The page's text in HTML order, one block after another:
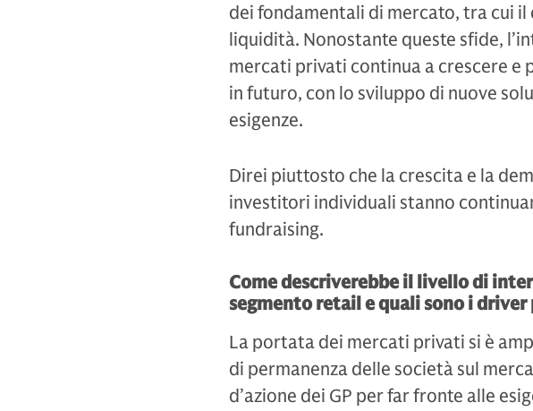
dei fondamentali di mercato, tra cui il
liquidità. Nonostante queste sfide,
mercati privati continua a crescere e
in futuro, con lo sviluppo di nuove
esigenze.
Direi piuttosto che la crescita e la
investitori individuali stanno
fundraising.
Come descriverebbe il livello di
segmento retail e quali sono i
La portata dei mercati privati si è
di permanenza delle società sul
d’azione dei GP per far fronte alle